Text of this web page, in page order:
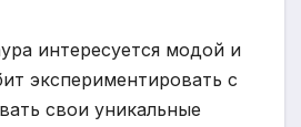
интересуется модой и
экспериментировать с
свои уникальные